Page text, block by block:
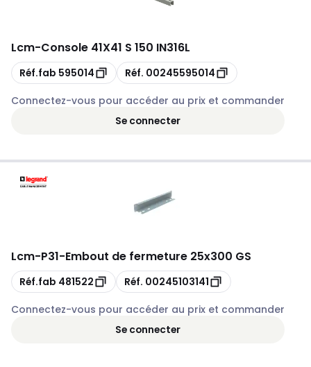
Lcm-Console 41X41 S 150 IN316L
Copie
Réf.fab 595014 Copie
Réf. 00245595014
Connectez-vous pour accéder au prix et commander
Se connecter
Lcm-P31-Embout de fermeture 25x300 GS
Copie
Réf.fab 481522 Copie
Réf. 00245103141
Connectez-vous pour accéder au prix et commander
Se connecter